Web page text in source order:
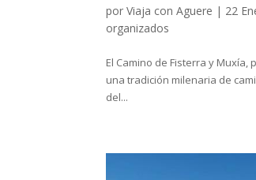
porViaja con Aguere | 22
organizados
El Camino de Fisterra y
una tradición milenaria de
del...